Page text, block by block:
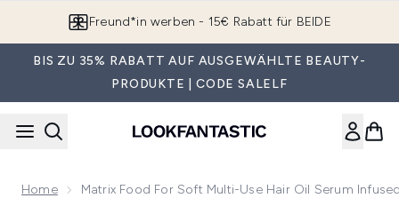
Freund*in werben - 15€ Rabatt für BEIDE
BIS ZU 35% RABATT AUF AUSGEWÄHLTE BEAUTY-
PRODUKTE | CODE SALELF
Home Matrix Food For Soft Multi-Use Hair Oil Serum